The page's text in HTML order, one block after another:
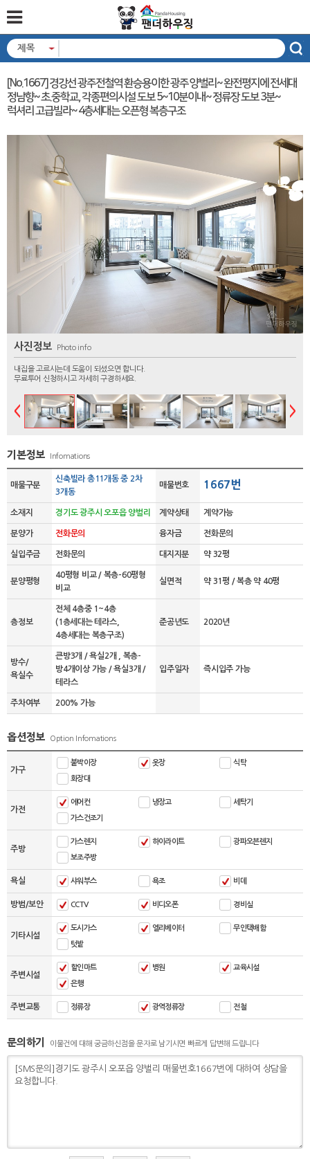
제목
[No.1667] 경강선 광주전철역 환승용이한 광주 양벌리~ 완전평지에 전세대
정남향~ 초.중학교, 각종편의시설 도보 5~10분이내~ 정류장 도보 3분~
럭셔리 고급빌라~ 4층세대는 오픈형 복층구조
사진정보 Photo info
내집을 고르시는데 도움이 되셨으면 합니다.
무료투어 신청하시고 자세히 구경하세요.
기본정보 Infomations
매물구분
신축빌라 총11개동 중 2차
3개동
매물번호 1667번
소재지 경기도 광주시 오포읍 양벌리 계약상태 계약가능
분양가 전화문의 융자금 전화문의
실입주금 전화문의 대지지분 약 32평
분양평형
40평형 비교 / 복층-60평형
비교
실면적 약 31평 / 복층 약 40평
층정보
전체 4층중 1~4층
(1층세대는 테라스,
4층세대는 복층구조)
준공년도 2020년
방수/
욕실수
큰방3개 / 욕실2개 , 복층-
방4개이상 가능 / 욕실3개 /
테라스
입주일자 즉시입주 가능
주차여부 200% 가능
옵션정보 Option Infomations
가구
붙박이장 옷장 식탁
화장대
가전
에어컨 냉장고 세탁기
가스건조기
주방
가스렌지 하이라이트 광파오븐렌지
보조주방
욕실 샤워부스 욕조 비데
방범/보안 CCTV 비디오폰 경비실
기타시설
도시가스 엘리베이터 무인택배함
텃밭
주변시설
할인마트 병원 교육시설
은행
주변교통 정류장 광역정류장 전철
문의하기 이물건에 대해 궁금하신점을 문자로 남기시면 빠르게 답변해 드립니다